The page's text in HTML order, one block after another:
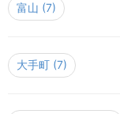
富山 (7)
大手町 (7)